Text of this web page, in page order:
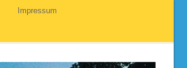
Impressum